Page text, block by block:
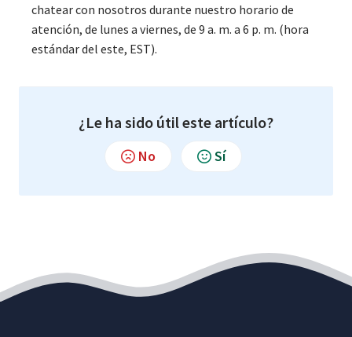
chatear con nosotros durante nuestro horario de
atención, de lunes a viernes, de 9 a. m. a 6 p. m. (hora
estándar del este, EST).
¿Le ha sido útil este artículo?
No Sí